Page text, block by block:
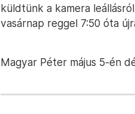
küldtünk a kamera
vasárnap reggel 7:50 óta
Magyar Péter május 5-én